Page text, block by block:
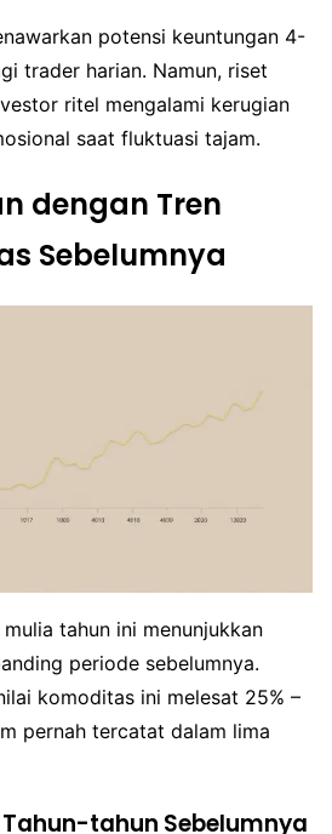
potensi keuntungan 4-
trader harian. Namun, riset
ritel mengalami kerugian
saat fluktuasi tajam.
dengan Tren
Sebelumnya
tahun ini menunjukkan
periode sebelumnya.
komoditas ini melesat 25% –
pernah tercatat dalam lima
tahun Sebelumnya